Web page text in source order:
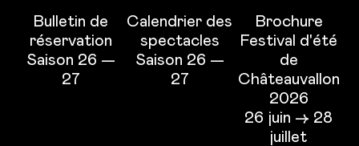
Bulletin de
réservation
Saison 26 —
27
Calendrier des
spectacles
Saison 26 —
27
Brochure
Festival d'été
de
Châteauvallon
2026
26 juin → 28
juillet